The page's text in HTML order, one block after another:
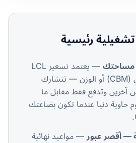
رئيسية
مساحتك
— يعتمد تسعير LCL
على الحجم الفعلي (CBM) أو الوزن — تتشارك
آخرين وتدفع فقط مقابل ما
حاوية دنيا عندما تكون بضاعتك
— أقصر عبور — مواعيد نهائية